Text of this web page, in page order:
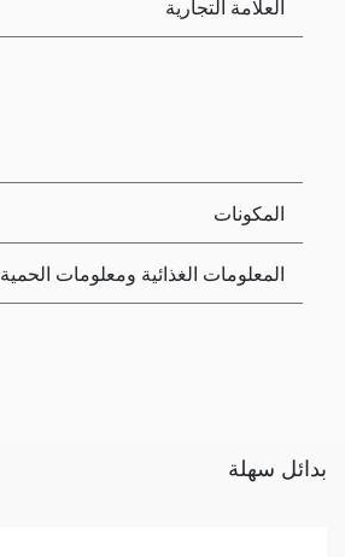
العلامة التجارية
المكونات
المعلومات الغذائية ومعلومات الحمية
بدائل سهلة